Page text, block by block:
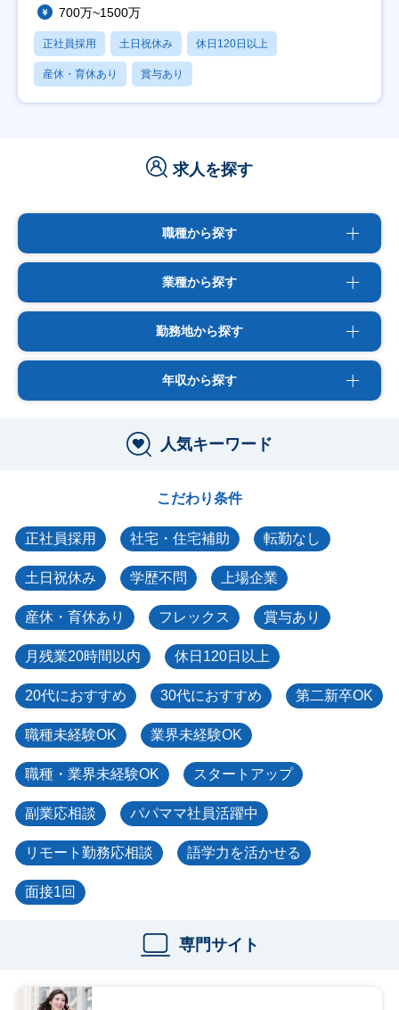
700万~1500万
正社員採用 土日祝休み 休日120日以上
産休・育休あり 賞与あり
求人を探す
職種から探す
業種から探す
勤務地から探す
年収から探す
人気キーワード
こだわり条件
正社員採用 社宅・住宅補助 転勤なし
土日祝休み 学歴不問 上場企業
産休・育休あり フレックス 賞与あり
月残業20時間以内 休日120日以上
20代におすすめ 30代におすすめ 第二新卒OK
職種未経験OK 業界未経験OK
職種・業界未経験OK スタートアップ
副業応相談 パパママ社員活躍中
リモート勤務応相談 語学力を活かせる
面接1回
専門サイト